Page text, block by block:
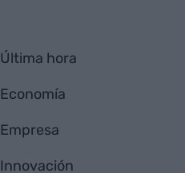
Última hora
Economía
Empresa
Innovación